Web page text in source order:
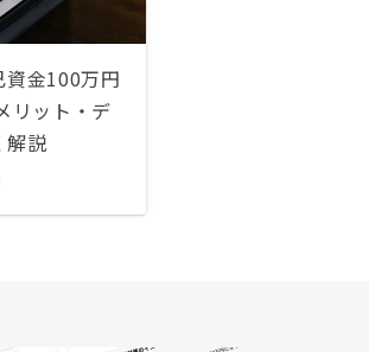
資金100万円
リット・デ
解説